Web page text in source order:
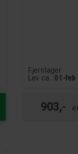
Fjernlager
Lev. ca.: 01-feb
903,-